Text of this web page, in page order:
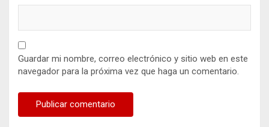
Guardar mi nombre, correo electrónico y sitio web en este
navegador para la próxima vez que haga un comentario.